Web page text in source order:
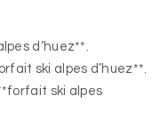
d’huez**.
ski alpes d’huez**.
ski alpes